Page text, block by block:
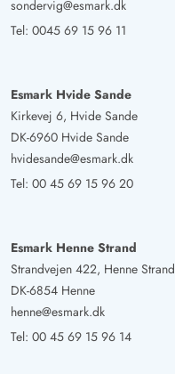
sondervig@esmark.dk
Tel: 0045 69 15 96 11
Esmark Hvide Sande
Kirkevej 6, Hvide Sande
DK-6960 Hvide Sande
hvidesande@esmark.dk
Tel: 00 45 69 15 96 20
Esmark Henne Strand
Strandvejen 422, Henne Strand
DK-6854 Henne
henne@esmark.dk
Tel: 00 45 69 15 96 14